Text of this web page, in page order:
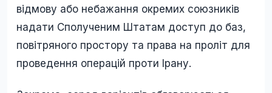
відмову або небажання окремих союзників
надати Сполученим Штатам доступ до баз,
повітряного простору та права на проліт для
проведення операцій проти Ірану.